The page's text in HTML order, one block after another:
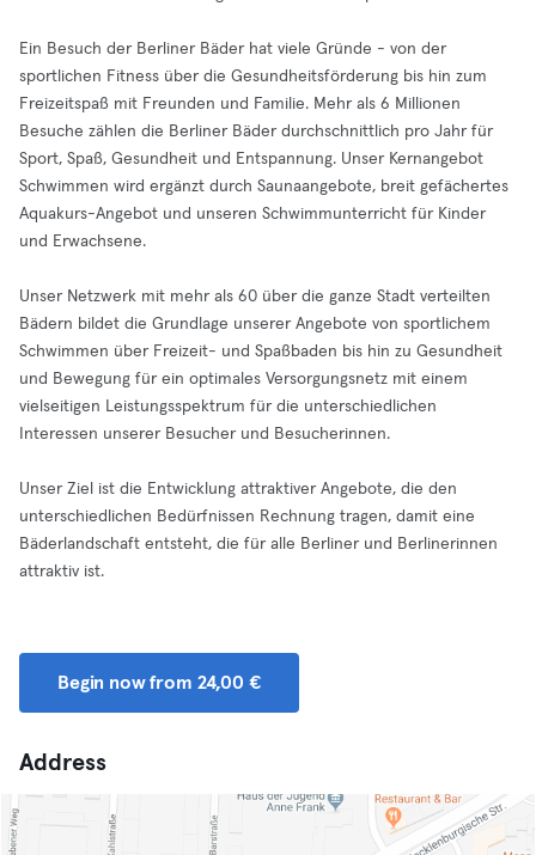
Ein Besuch der Berliner Bäder hat viele Gründe - von der
sportlichen Fitness über die Gesundheitsförderung bis hin zum
Freizeitspaß mit Freunden und Familie. Mehr als 6 Millionen
Besuche zählen die Berliner Bäder durchschnittlich pro Jahr für
Sport, Spaß, Gesundheit und Entspannung. Unser Kernangebot
Schwimmen wird ergänzt durch Saunaangebote, breit gefächertes
Aquakurs-Angebot und unseren Schwimmunterricht für Kinder
und Erwachsene.
Unser Netzwerk mit mehr als 60 über die ganze Stadt verteilten
Bädern bildet die Grundlage unserer Angebote von sportlichem
Schwimmen über Freizeit- und Spaßbaden bis hin zu Gesundheit
und Bewegung für ein optimales Versorgungsnetz mit einem
vielseitigen Leistungsspektrum für die unterschiedlichen
Interessen unserer Besucher und Besucherinnen.
Unser Ziel ist die Entwicklung attraktiver Angebote, die den
unterschiedlichen Bedürfnissen Rechnung tragen, damit eine
Bäderlandschaft entsteht, die für alle Berliner und Berlinerinnen
attraktiv ist.
Begin now from 24,00 €
Address